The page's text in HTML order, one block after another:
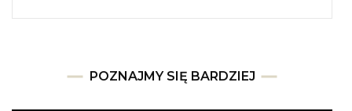
POZNAJMY SIĘ BARDZIEJ